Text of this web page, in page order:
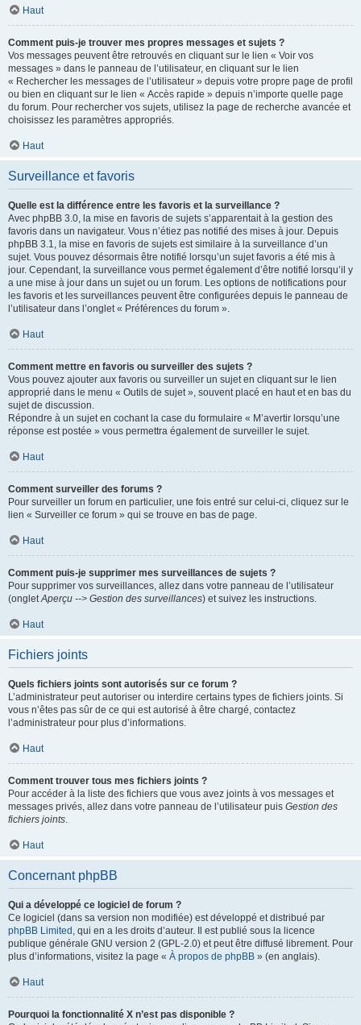
Haut
Comment puis-je trouver mes propres messages et sujets ?
Vos messages peuvent être retrouvés en cliquant sur le lien « Voir vos
messages » dans le panneau de l’utilisateur, en cliquant sur le lien
« Rechercher les messages de l’utilisateur » depuis votre propre page de profil
ou bien en cliquant sur le lien « Accès rapide » depuis n’importe quelle page
du forum. Pour rechercher vos sujets, utilisez la page de recherche avancée et
choisissez les paramètres appropriés.
Haut
Surveillance et favoris
Quelle est la différence entre les favoris et la surveillance ?
Avec phpBB 3.0, la mise en favoris de sujets s’apparentait à la gestion des
favoris dans un navigateur. Vous n’étiez pas notifié des mises à jour. Depuis
phpBB 3.1, la mise en favoris de sujets est similaire à la surveillance d’un
sujet. Vous pouvez désormais être notifié lorsqu’un sujet favoris a été mis à
jour. Cependant, la surveillance vous permet également d’être notifié lorsqu’il y
a une mise à jour dans un sujet ou un forum. Les options de notifications pour
les favoris et les surveillances peuvent être configurées depuis le panneau de
l’utilisateur dans l’onglet « Préférences du forum ».
Haut
Comment mettre en favoris ou surveiller des sujets ?
Vous pouvez ajouter aux favoris ou surveiller un sujet en cliquant sur le lien
approprié dans le menu « Outils de sujet », souvent placé en haut et en bas du
sujet de discussion.
Répondre à un sujet en cochant la case du formulaire « M’avertir lorsqu’une
réponse est postée » vous permettra également de surveiller le sujet.
Haut
Comment surveiller des forums ?
Pour surveiller un forum en particulier, une fois entré sur celui-ci, cliquez sur le
lien « Surveiller ce forum » qui se trouve en bas de page.
Haut
Comment puis-je supprimer mes surveillances de sujets ?
Pour supprimer vos surveillances, allez dans votre panneau de l’utilisateur
(onglet Aperçu --> Gestion des surveillances) et suivez les instructions.
Haut
Fichiers joints
Quels fichiers joints sont autorisés sur ce forum ?
L’administrateur peut autoriser ou interdire certains types de fichiers joints. Si
vous n’êtes pas sûr de ce qui est autorisé à être chargé, contactez
l’administrateur pour plus d’informations.
Haut
Comment trouver tous mes fichiers joints ?
Pour accéder à la liste des fichiers que vous avez joints à vos messages et
messages privés, allez dans votre panneau de l’utilisateur puis Gestion des
fichiers joints
Haut
Concernant phpBB
Qui a développé ce logiciel de forum ?
Ce logiciel (dans sa version non modifiée) est développé et distribué par
phpBB Limited , qui en a les droits d’auteur. Il est publié sous la licence
publique générale GNU version 2 (GPL-2.0) et peut être diffusé librement. Pour
plus d’informations, visitez la page « À propos de phpBB » (en anglais).
Haut
Pourquoi la fonctionnalité X n’est pas disponible ?